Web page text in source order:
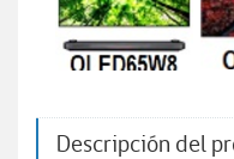
Descripción del